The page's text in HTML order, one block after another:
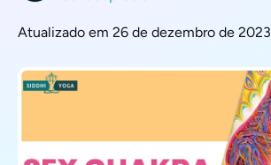
Atualizado em 26 de dezembro de 2023